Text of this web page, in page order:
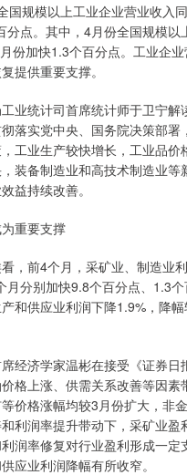
国规模以上工业企业营业收入
分点。其中，4月份全国规模以
份加快1.3个百分点。工业企
提供重要支撑。
业统计司首席统计师于卫宁解
落实党中央、国务院决策部署
工业生产较快增长，工业品价
装备制造业和高技术制造业等
益持续改善。
重要支撑
，前4个月，采矿业、制造业
月分别加快9.8个百分点、1.3
和供应业利润下降1.9%，降
经济学家温彬在接受《证券日
格上涨、供需关系改善等因素
价格涨幅均较3月份扩大，非
利润率提升带动下，采矿业盈
润率修复对行业盈利形成一定
应业利润降幅有所收窄。